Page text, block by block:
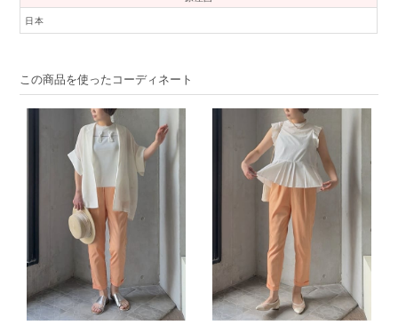
日本
この商品を使ったコーディネート